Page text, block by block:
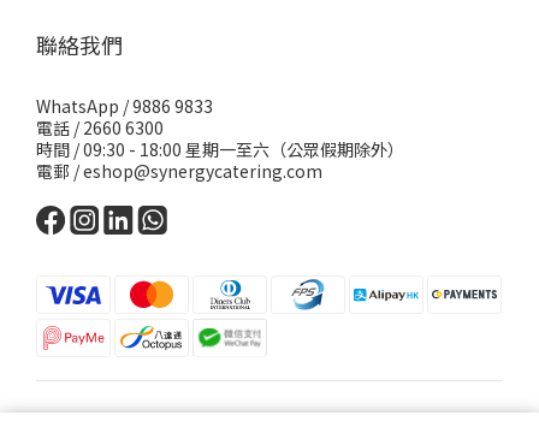
聯絡我們
WhatsApp /9886 9833
電話 / 2660 6300
時間 / 09:30 - 18:00 星期一至六（公眾假期除外）
電郵 /eshop@synergycatering.com